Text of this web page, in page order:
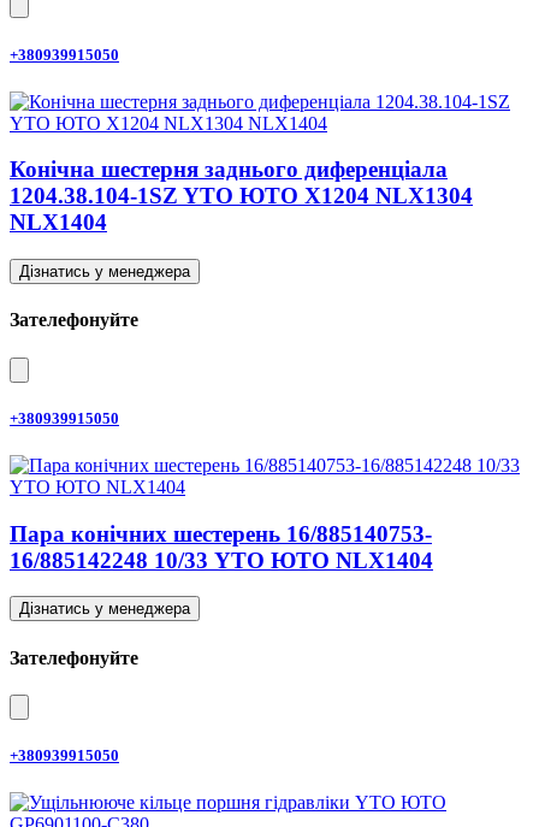
+380939915050
Конічна шестерня заднього диференціала
1204.38.104-1SZ YTO ЮТО X1204 NLX1304
NLX1404
Дізнатись у менеджера
Зателефонуйте
+380939915050
Пара конічних шестерень 16/885140753-
16/885142248 10/33 YTO ЮТО NLX1404
Дізнатись у менеджера
Зателефонуйте
+380939915050